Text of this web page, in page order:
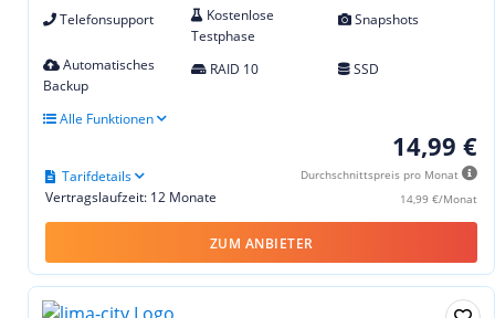
Telefonsupport
Kostenlose
Testphase
Snapshots
Automatisches
Backup
RAID 10 SSD
Alle Funktionen
14,99 €
Durchschnittspreis pro Monat
14,99 €/Monat
Vertragslaufzeit: 12 Monate
Tarifdetails
ZUM ANBIETER